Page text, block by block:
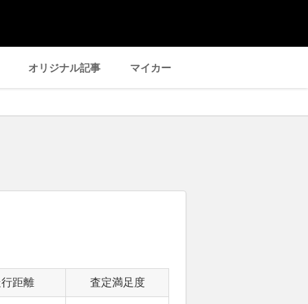
オリジナル記事 マイカー
距離 査定満足度